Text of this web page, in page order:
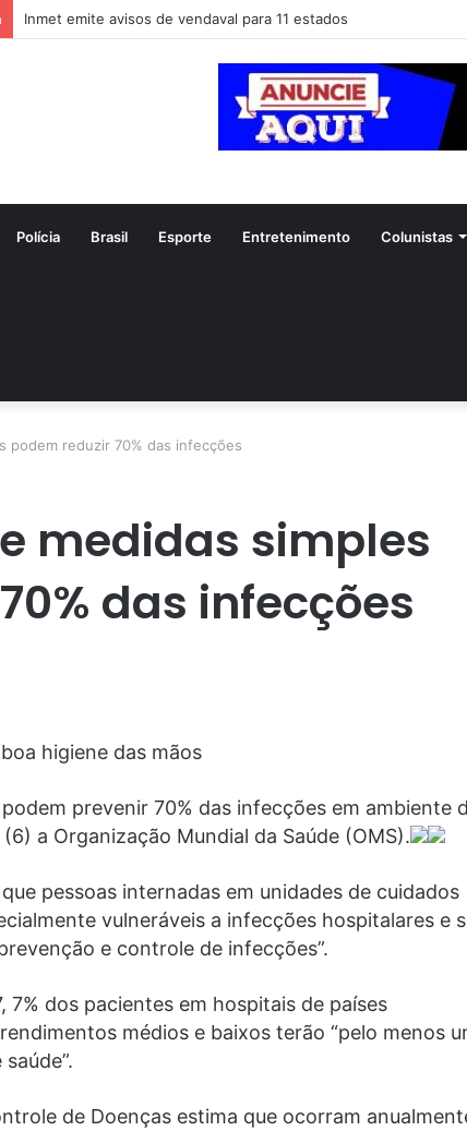
Veja dicas para economizar ao comprar o presente de Dia dos
Polícia Brasil Esporte Entretenimento Colunistas
podem reduzir 70% das infecções
medidas simples
das infecções
higiene das mãos
prevenir 70% das infecções em ambiente
a Organização Mundial da Saúde (OMS).
pessoas internadas em unidades de cuidados
vulneráveis a infecções hospitalares e
e controle de infecções”.
7% dos pacientes em hospitais de países
médios e baixos terão “pelo menos
de Doenças estima que ocorram